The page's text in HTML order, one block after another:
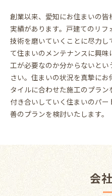
創業以来、愛知にお住まいの
実績があります。戸建てのリ
技術を磨いていくことに尽力
て住まいのメンテナンスに興
工が必要なのか分からないと
さい。住まいの状況を真摯に
タイルに合わせた施工のプラ
付き合いしていく住まいのパ
善のプランを検討いたします。
会